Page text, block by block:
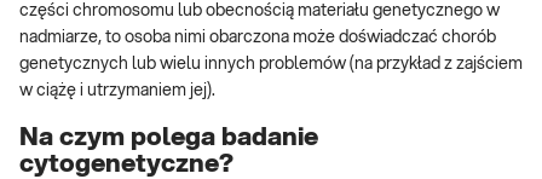
części chromosomu lub obecnością materiału genetycznego w
nadmiarze, to osoba nimi obarczona może doświadczać chorób
genetycznych lub wielu innych problemów (na przykład z zajściem
w ciążę i utrzymaniem jej).
Na czym polega badanie
cytogenetyczne?